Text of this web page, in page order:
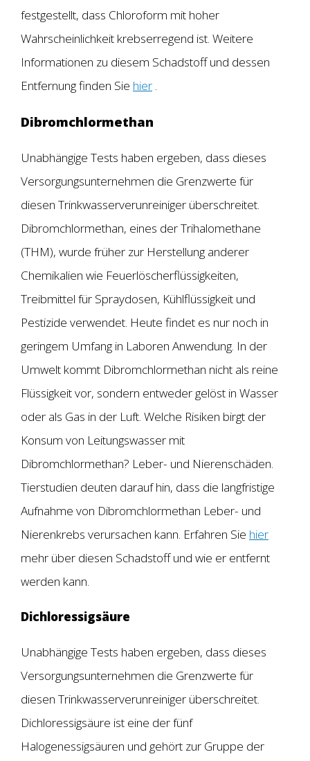
festgestellt, dass Chloroform mit hoher
Wahrscheinlichkeit krebserregend ist. Weitere
Informationen zu diesem Schadstoff und dessen
Entfernung finden Sie hier .
Dibromchlormethan
Unabhängige Tests haben ergeben, dass dieses
Versorgungsunternehmen die Grenzwerte für
diesen Trinkwasserverunreiniger überschreitet.
Dibromchlormethan, eines der Trihalomethane
(THM), wurde früher zur Herstellung anderer
Chemikalien wie Feuerlöscherflüssigkeiten,
Treibmittel für Spraydosen, Kühlflüssigkeit und
Pestizide verwendet. Heute findet es nur noch in
geringem Umfang in Laboren Anwendung. In der
Umwelt kommt Dibromchlormethan nicht als reine
Flüssigkeit vor, sondern entweder gelöst in Wasser
oder als Gas in der Luft. Welche Risiken birgt der
Konsum von Leitungswasser mit
Dibromchlormethan? Leber- und Nierenschäden.
Tierstudien deuten darauf hin, dass die langfristige
Aufnahme von Dibromchlormethan Leber- und
Nierenkrebs verursachen kann. Erfahren Sie hier
mehr über diesen Schadstoff und wie er entfernt
werden kann.
Dichloressigsäure
Unabhängige Tests haben ergeben, dass dieses
Versorgungsunternehmen die Grenzwerte für
diesen Trinkwasserverunreiniger überschreitet.
Dichloressigsäure ist eine der fünf
Halogenessigsäuren und gehört zur Gruppe der